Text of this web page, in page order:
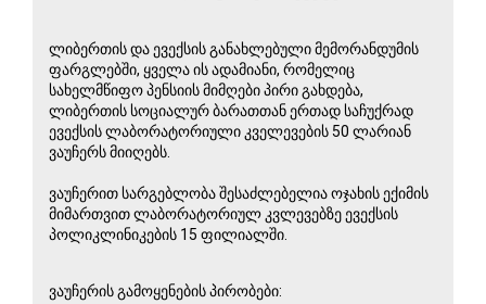
ლიბერთის და ევექსის განახლებული მემორანდუმის
ფარგლებში, ყველა ის ადამიანი, რომელიც
სახელმწიფო პენსიის მიმღები პირი გახდება,
ლიბერთის სოციალურ ბარათთან ერთად საჩუქრად
ევექსის ლაბორატორიული კველევების 50 ლარიან
ვაუჩერს მიიღებს.
ვაუჩერით სარგებლობა შესაძლებელია ოჯახის ექიმის
მიმართვით ლაბორატორიულ კვლევებზე ევექსის
პოლიკლინიკების 15 ფილიალში.
ვაუჩერის გამოყენების პირობები: